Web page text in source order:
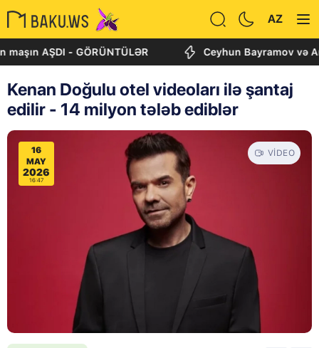
AZ
AŞDI - GÖRÜNTÜLƏR Ceyhun Bayramov və Andrey
Kenan Doğulu otel videoları ilə şantaj
edilir - 14 milyon tələb ediblər
16
MAY
2026
16:47
VIDEO